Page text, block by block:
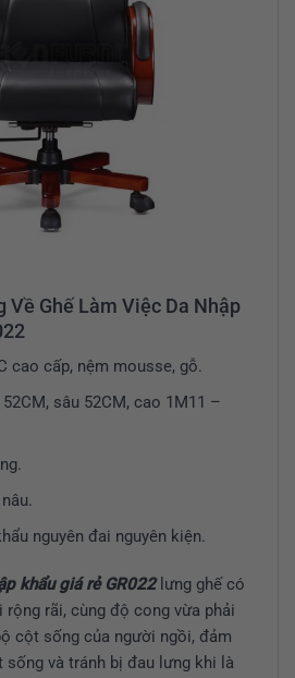
Về Ghế Làm Việc Da Nhập
cao cấp, nệm mousse, gỗ.
sâu 52CM, cao 1M11 –
nguyên đai nguyên kiện.
khẩu giá rẻ GR022lưng ghế có
rãi, cùng độ cong vừa phải
cột sống của người ngồi, đảm
sống và tránh bị đau lưng khi là